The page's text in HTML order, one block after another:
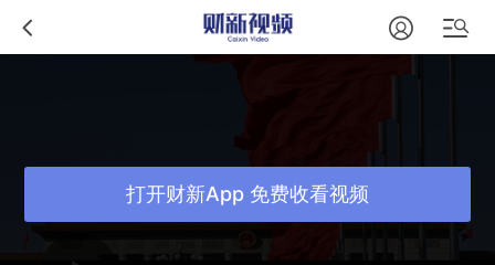
打开财新App 免费收看视频